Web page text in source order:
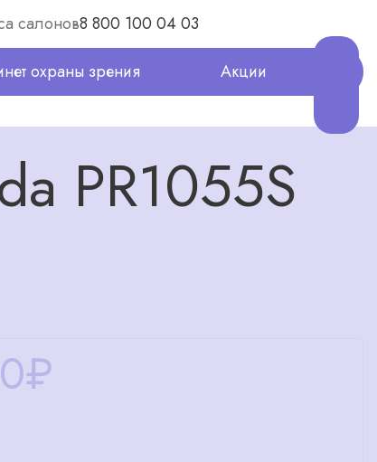
салонов8 800 100 04 03
охраны зрения Акции
PR1055S
₽